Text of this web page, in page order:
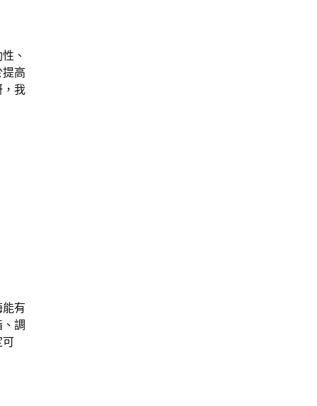
、
高
，我
有
調
可